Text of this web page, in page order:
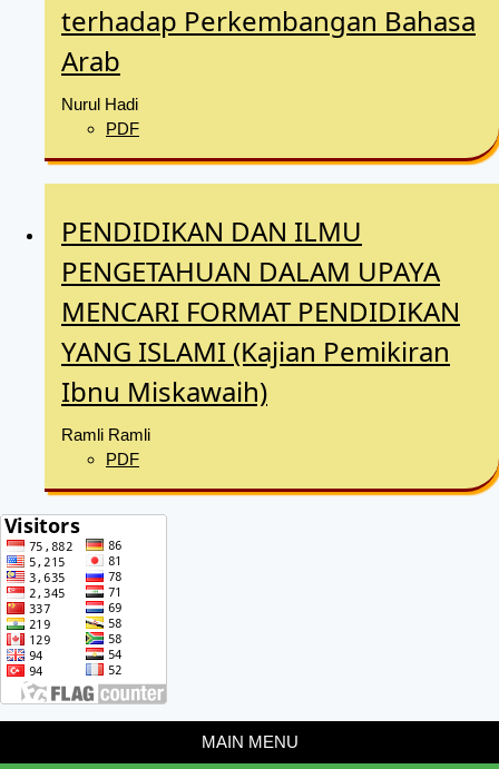
terhadap Perkembangan Bahasa
Arab
Nurul Hadi
PDF
PENDIDIKAN DAN ILMU
PENGETAHUAN DALAM UPAYA
MENCARI FORMAT PENDIDIKAN
YANG ISLAMI (Kajian Pemikiran
Ibnu Miskawaih)
Ramli Ramli
PDF
MAIN MENU